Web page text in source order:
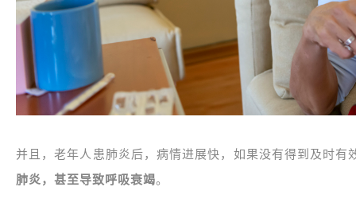
并且，老年人患肺炎后，病情进展快，如果没有得到及时有
肺炎，甚至导致呼吸衰竭。